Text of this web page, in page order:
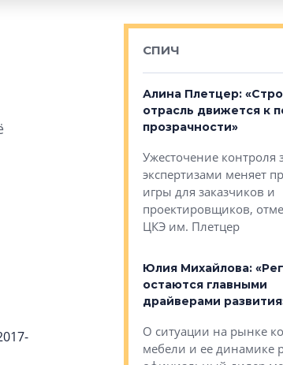
СПИЧ
отелей»
к гостиничному
уверены в УК
Алина Плетцер:
отрасль движется к
прозрачности»
Ужесточение контроля
экспертизами меняет
игры для заказчиков и
проектировщиков,
ЦКЭ им. Плетцер
Юлия Михайлова:
остаются главными
драйверами
О ситуации на рынке
мебели и ее динамике